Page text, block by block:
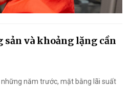
và khoảng lặng cần
năm trước, mặt bằng lãi suất